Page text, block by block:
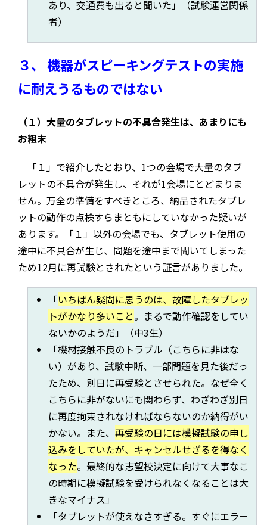
あり、交通費も出ると聞いた」（試験運営関係
者）
３、 機器がスピーキングテストの実施
に耐えうるものではない
（１）大量のタブレットの不具合発生は、あまりにも
お粗末
「１」で紹介したとおり、1つの会場で大量のタブ
レットの不具合が発生し、それが1会場にとどまりま
せん。万全の準備をすべきところ、納品されたタブレ
ットの動作の点検すらまともにしていなかった疑いが
あります。「１」以外の会場でも、タブレット使用の
途中に不具合が生じ、問題を途中まで聞いてしまった
ため12月に再試験とされたという証言がありました。
「いちばん疑問に思うのは、故障したタブレッ
トがかなり多いこと。まるで動作確認をしてい
ないかのようだ」（中3生）
「機材接触不良のトラブル（こちらに非はな
い）があり、試験中断、一部問題を見た後だっ
たため、別日に再受験とさせられた。なぜ全く
こちらに非がないにも関わらず、わざわざ別日
に再度拘束されなければならないのか納得がい
かない。また、 再受験の日には模擬試験の申し
込みをしていたが、キャンセルせざるを得なく
なった。最終的な志望校決定に向けて大事なこ
の時期に模擬試験を受けられなくなることは大
きなマイナス」
「タブレットが使えなさすぎる。すぐにエラー